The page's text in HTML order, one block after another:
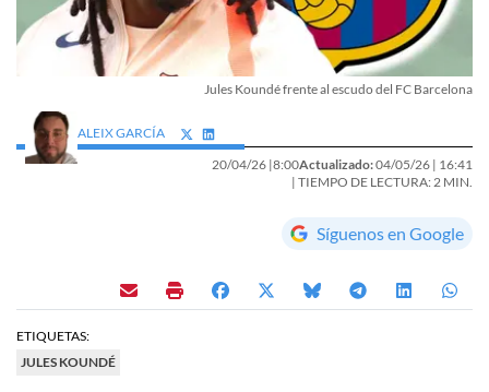
Jules Koundé frente al escudo del FC Barcelona
ALEIX GARCÍA
20/04/26 |8:00Actualizado:04/05/26 | 16:41
| TIEMPO DE LECTURA: 2 MIN.
Síguenos en Google
ETIQUETAS:
JULES KOUNDÉ